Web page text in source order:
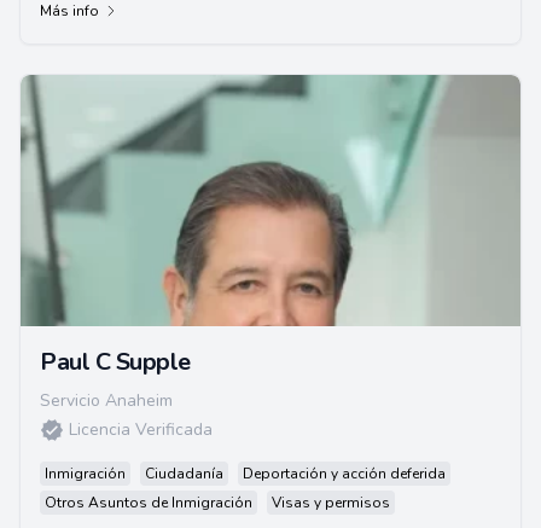
Más info
Paul C Supple
Servicio Anaheim
Licencia Verificada
Inmigración Ciudadanía
Deportación y acción deferida
Otros Asuntos de Inmigración
Visas y permisos